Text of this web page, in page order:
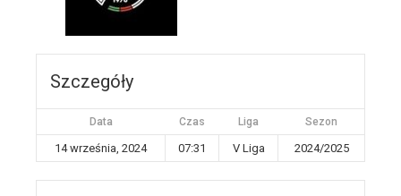
Szczegóły
Data Czas Liga Sezon
14 września, 2024 07:31 V Liga 2024/2025